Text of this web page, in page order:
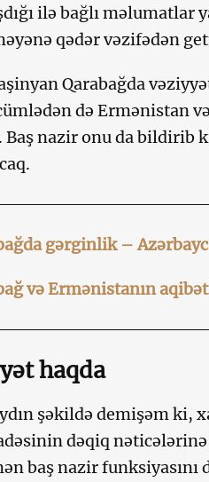
ilə bağlı
qədər vəzifədən
Qarabağda
də Ermənistan
Baş nazir onu da
gərginlik –
və Ermənistanın
haqda
şəkildə demişəm ki,
dəqiq
baş nazir